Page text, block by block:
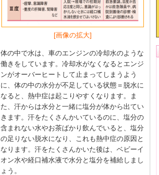
[画像の拡大]
体の中で水は、車のエンジンの冷却水のような
働きをしています。冷却水がなくなるとエンジ
ンがオーバーヒートして止まってしまうよう
に、体の中の水分が不足している状態＝脱水に
なると、熱中症は起こりやすくなります。ま
た、汗からは水分と一緒に塩分が体から出てい
きます。汗をたくさんかいているのに、塩分の
含まれない水やお茶ばかり飲んでいると、塩分
の足りない脱水になり、これも熱中症の原因と
なります。汗をたくさんかいた後は、ベビーイ
オン水や経口補水液で水分と塩分を補給しまし
ょう。